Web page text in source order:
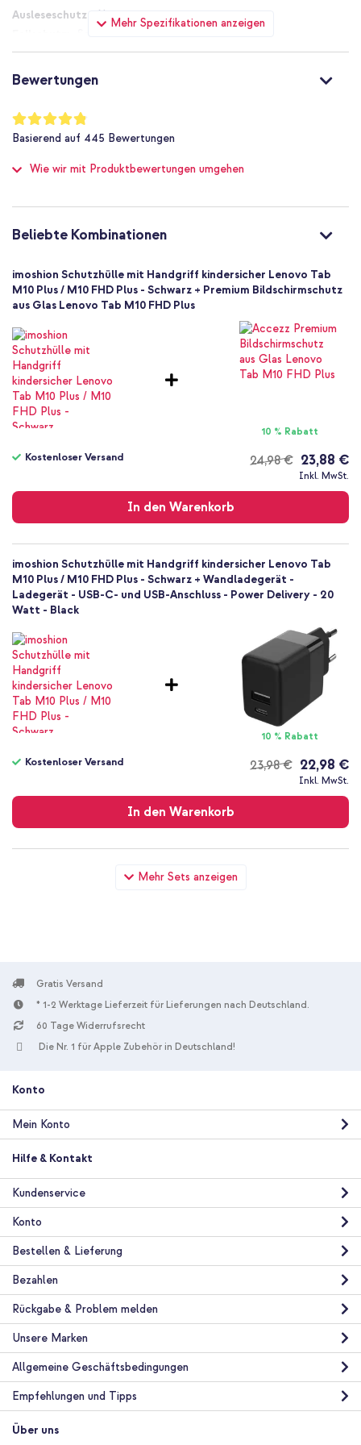
dem Tablet spielen können? Bestell dann die imoshion Kidsproof
Mehr Spezifikationen anzeigen
Nein
Nein
8719295447125
LTM10P44712501
PFAS-frei
Silikon und TPU (weich)
1 Pc
Nein
Hülle
Rückseite & Seite
Bewertungen
Bewertung:
96
%
of
Basierend auf 445 Bewertungen
Wie wir mit Produktbewertungen umgehen
Beliebte Kombinationen
Mehr Sets anzeigen
imoshion Schutzhülle mit Handgriff kindersicher Lenovo Tab
M10 Plus / M10 FHD Plus - Schwarz + Premium Bildschirmschutz
aus Glas Lenovo Tab M10 FHD Plus
10 % Rabatt
24,98 €
Kostenloser Versand 23,88 €
Inkl. MwSt.
In den Warenkorb
Versand
imoshion Schutzhülle mit Handgriff kindersicher Lenovo Tab
M10 Plus / M10 FHD Plus - Schwarz + Wandladegerät -
Ladegerät - USB-C- und USB-Anschluss - Power Delivery - 20
Watt - Black
10 % Rabatt
23,98 €
Kostenloser Versand 22,98 €
Inkl. MwSt.
In den Warenkorb
Versand
imoshion Schutzhülle mit Handgriff kindersicher Lenovo Tab
M10 Plus / M10 FHD Plus - Schwarz + Special Edition - Kabellose
Kostenloser
Versand
M10 Plus / M10 FHD Plus - Schwarz + Tablet halterung Auto -
Armaturenbrett und Windschutzscheibe - Verstellbar -
Universal - Schwarz
Kostenloser Versand 36,48 €
Inkl. MwSt.
Versand
Gratis Versand
* 1-2 Werktage Lieferzeit für Lieferungen nach Deutschland.
60 Tage Widerrufsrecht
Die Nr. 1 für Apple Zubehör in Deutschland!
Konto
Mein Konto
Hilfe & Kontakt
Kundenservice
Konto
Bestellen & Lieferung
Bezahlen
Rückgabe & Problem melden
Unsere Marken
Allgemeine Geschäftsbedingungen
Empfehlungen und Tipps
Über uns